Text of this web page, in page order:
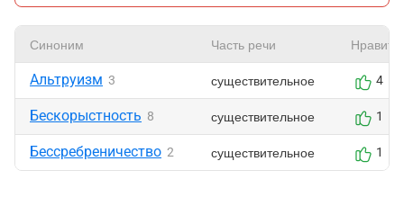
Синоним Часть речи
Альтруизм 3 существительное 4
Бескорыстность 8 существительное 1
Бессребреничество 2 существительное 1